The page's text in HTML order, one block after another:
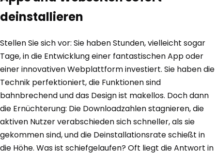
deinstallieren
Stellen Sie sich vor: Sie haben Stunden, vielleicht sogar
Tage, in die Entwicklung einer fantastischen App oder
einer innovativen Webplattform investiert. Sie haben die
Technik perfektioniert, die Funktionen sind
bahnbrechend und das Design ist makellos. Doch dann
die Ernüchterung: Die Downloadzahlen stagnieren, die
aktiven Nutzer verabschieden sich schneller, als sie
gekommen sind, und die Deinstallationsrate schießt in
die Höhe. Was ist schiefgelaufen? Oft liegt die Antwort in